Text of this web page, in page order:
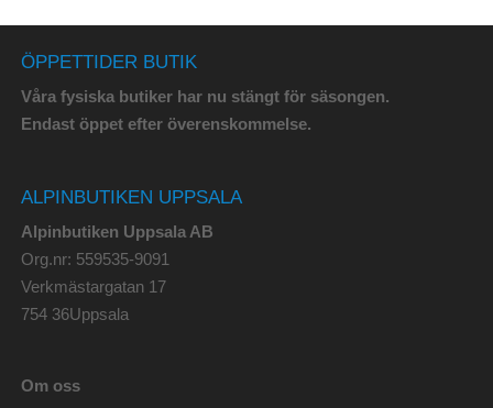
ÖPPETTIDER BUTIK
Våra fysiska butiker har nu stängt för säsongen.
Endast öppet efter överenskommelse.
ALPINBUTIKEN UPPSALA
Alpinbutiken Uppsala AB
Org.nr: 559535-9091
Verkmästargatan 17
754 36Uppsala
Om oss